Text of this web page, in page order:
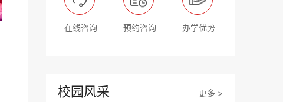
在线咨询 预约咨询 办学优势
校园风采 更多 >